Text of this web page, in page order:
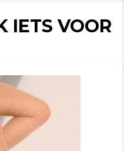
IETS VOOR